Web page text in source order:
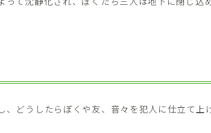
、どうしたらぼくや友、音々を犯人に仕立て上